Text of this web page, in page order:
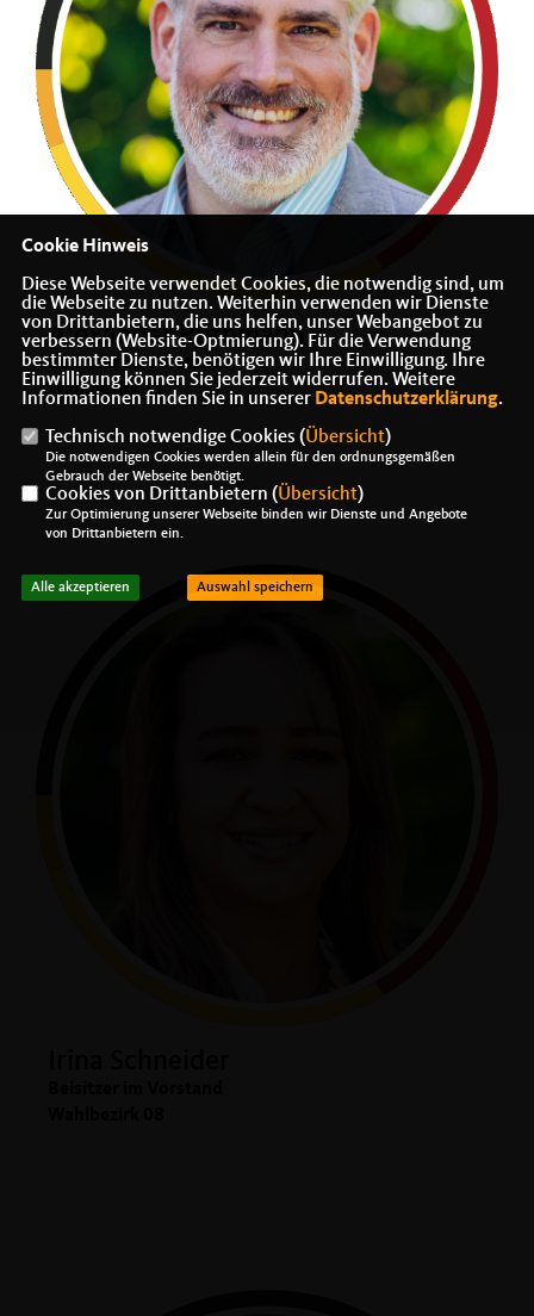
Alexander Ruthmann
Beisitzer im Vorstand
Wahlbezirk 11
Cookie Hinweis
Diese Webseite verwendet Cookies, die notwendig sind, um
die Webseite zu nutzen. Weiterhin verwenden wir Dienste
von Drittanbietern, die uns helfen, unser Webangebot zu
verbessern (Website-Optmierung). Für die Verwendung
bestimmter Dienste, benötigen wir Ihre Einwilligung. Ihre
Einwilligung können Sie jederzeit widerrufen. Weitere
Informationen finden Sie in unserer Datenschutzerklärung.
Technisch notwendige Cookies (Übersicht)
Die notwendigen Cookies werden allein für den ordnungsgemäßen
Gebrauch der Webseite benötigt.
Cookies von Drittanbietern (Übersicht)
Zur Optimierung unserer Webseite binden wir Dienste und Angebote
von Drittanbietern ein.
Alle akzeptieren Auswahl speichern